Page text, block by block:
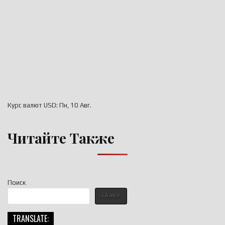
Поиск
Поиск
TRANSLATE:
Курс валют USD: Пн, 10 Авг.
Читайте Также